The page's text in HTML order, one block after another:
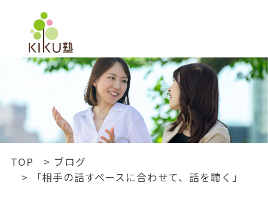
TOP
ブログ
「相手の話すペースに合わせて、話を聴く」